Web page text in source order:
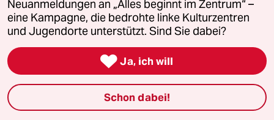
Leitlinie Informant Datenschutz Impressum AGB
Seitenwende Einwilligungen widerrufen (Ads)
Neuanmeldungen an „Alles beginnt im Zentrum“ –
eine Kampagne, die bedrohte linke Kulturzentren
und Jugendorte unterstützt. Sind Sie dabei?
 Ja, ich will
Schon dabei!